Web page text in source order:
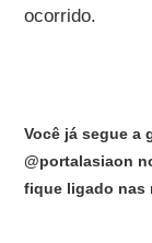
ocorrido.
Você já segue a
@portalasiaon
fique ligado nas